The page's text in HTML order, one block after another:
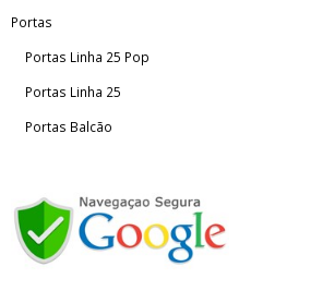
Portas
Portas Linha 25 Pop
Portas Linha 25
Portas Balcão